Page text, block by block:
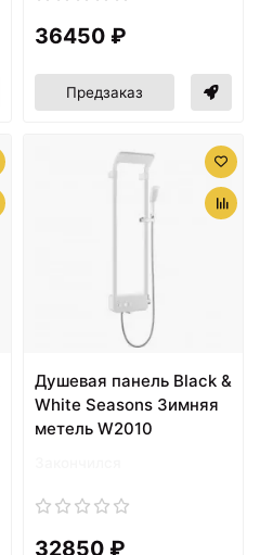
36450 ₽
Предзаказ
Душевая панель Black &
White Seasons Зимняя
метель W2010
32850 ₽